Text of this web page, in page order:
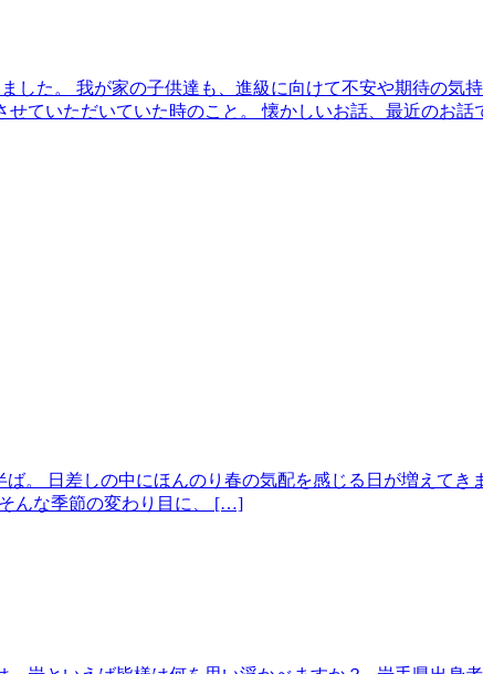
した。 我が家の子供達も、進級に向けて不安や期待の気
ていただいていた時のこと。 懐かしいお話、最近のお
。 日差しの中にほんのり春の気配を感じる日が増えて
んな季節の変わり目に、 […]